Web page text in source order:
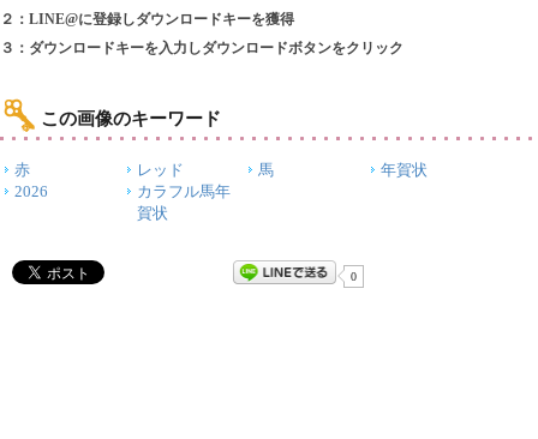
２：LINE@に登録しダウンロードキーを獲得
３：ダウンロードキーを入力しダウンロードボタンをクリック
この画像のキーワード
赤 レッド 馬
年賀状
2026
カラフル馬年
賀状
0